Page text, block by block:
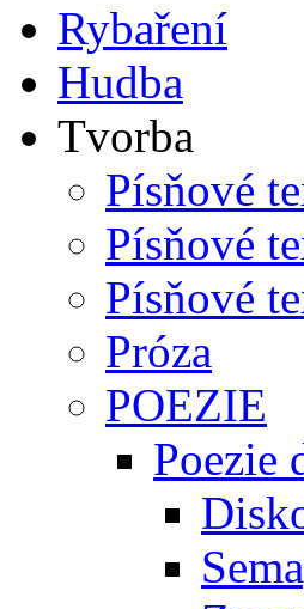
Rybaření
Hudba
Tvorba
Písňové
Písňové
Písňové
Próza
POEZIE
Poezie